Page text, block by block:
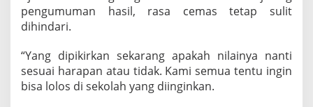
pengumuman hasil, rasa cemas tetap sulit
dihindari.
“Yang dipikirkan sekarang apakah nilainya nanti
sesuai harapan atau tidak. Kami semua tentu ingin
bisa lolos di sekolah yang diinginkan.